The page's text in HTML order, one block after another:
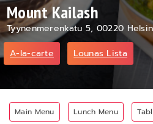
Mount Kailash
Tyynenmerenkatu 5, 00220
A-la-carte
Lounas Lista
Main Menu Lunch Menu